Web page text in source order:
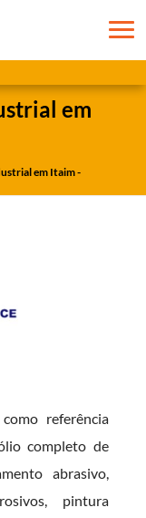
em
em Itaim -
referência
completo de
abrasivo,
pintura